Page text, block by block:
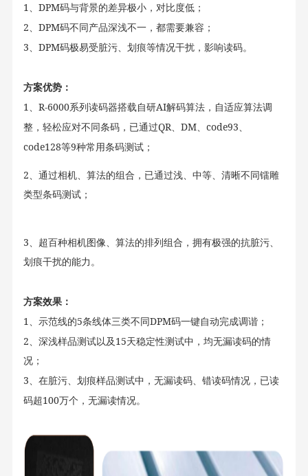
1、 DPM码与背景的差异极小，对比度低；
2、 DPM码不同产品深浅不一，都需要兼容；
3、 DPM码极易受脏污、划痕等情况干扰，影响读码。
方案优势：
1、 R-6000系列读码器搭载自研AI解码算法，自适应算法调
整，轻松应对不同条码，已通过QR、 DM、 code93、
code128等9种常用条码测试；
2、通过相机、算法的组合，已通过浅、中等、清晰不同镭雕
类型条码测试；
3、超百种相机图像、算法的排列组合，拥有极强的抗脏污、
划痕干扰的能力。
方案效果：
1、示范线的5条线体三类不同 DPM码一键自动完成调谐；
2、深浅样品测试以及 15天稳定性测试中，均无漏读码的情
况；
3、在脏污、划痕样品测试中，无漏读码、错读码情况，已读
码超 100万个，无漏读情况。